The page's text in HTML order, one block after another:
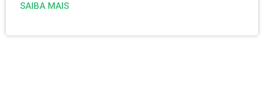
SAIBA MAIS